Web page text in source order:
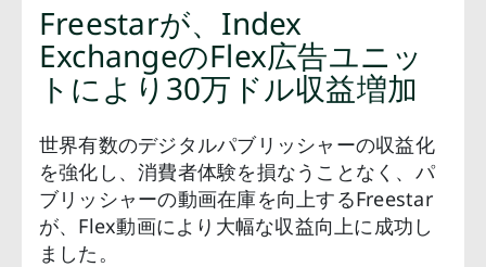
Freestarが、Index
ExchangeのFlex広告ユニッ
トにより30万ドル収益増加
世界有数のデジタルパブリッシャーの収益化
を強化し、消費者体験を損なうことなく、パ
ブリッシャーの動画在庫を向上するFreestar
が、Flex動画により大幅な収益向上に成功し
ました。